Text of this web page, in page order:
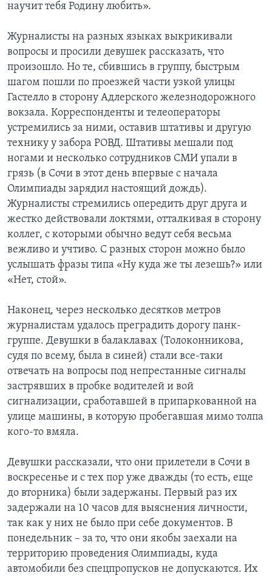
научит тебя Родину любить».
Журналисты на разных языках выкрикивали
вопросы и просили девушек рассказать, что
произошло. Но те, сбившись в группу, быстрым
шагом пошли по проезжей части узкой улицы
Гастелло в сторону Адлерского железнодорожного
вокзала. Корреспонденты и телеоператоры
устремились за ними, оставив штативы и другую
технику у забора РОВД. Штативы мешали под
ногами и несколько сотрудников СМИ упали в
грязь (в Сочи в этот день впервые с начала
Олимпиады зарядил настоящий дождь).
Журналисты стремились опередить друг друга и
жестко действовали локтями, отталкивая в сторону
коллег, с которыми обычно ведут себя весьма
вежливо и учтиво. С разных сторон можно было
услышать фразы типа «Ну куда же ты лезешь?» или
«Нет, стой».
Наконец, через несколько десятков метров
журналистам удалось преградить дорогу панк-
группе. Девушки в балаклавах (Толоконникова,
судя по всему, была в синей) стали все-таки
отвечать на вопросы под непрестанные сигналы
застрявших в пробке водителей и вой
сигнализации, сработавшей в припаркованной на
улице машины, в которую пробегавшая мимо толпа
кого-то вмяла.
Девушки рассказали, что они прилетели в Сочи в
воскресенье и с тех пор уже дважды (то есть, еще
до вторника) были задержаны. Первый раз их
задержали на 10 часов для выяснения личности,
так как у них не было при себе документов. В
понедельник – за то, что они якобы заехали на
территорию проведения Олимпиады, куда
автомобили без спецпропусков не допускаются. Их